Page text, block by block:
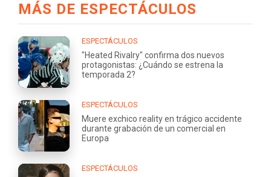
MÁS DE ESPECTÁCULOS
ESPECTÁCULOS
"Heated Rivalry" confirma dos nuevos
protagonistas: ¿Cuándo se estrena la
temporada 2?
ESPECTÁCULOS
Muere exchico reality en trágico accidente
durante grabación de un comercial en
Europa
ESPECTÁCULOS